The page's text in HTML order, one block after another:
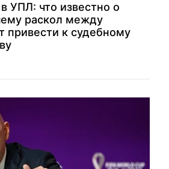
УПЛ: что известно о
раскол между
привести к судебному